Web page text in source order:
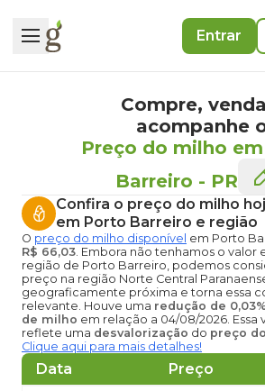
Entrar
Compre,
acompanhe
Preço do milho
Barreiro - PR
Confira o preço do milho
em Porto Barreiro e região
O preço do milho disponível em Porto
R$ 66,03. Embora não tenhamos o valor
região de Porto Barreiro, podemos
preço na região Norte Central
geograficamente próxima e torna essa
relevante. Houve uma redução de
de milho em relação a 04/08/2026.
reflete uma desvalorização do preço
Clique aqui para mais detalhes!
Data Preço